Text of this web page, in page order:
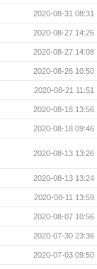
2020-08-31 08:31
2020-08-27 14:26
2020-08-27 14:08
2020-08-26 10:50
2020-08-21 11:51
2020-08-18 13:56
2020-08-18 09:46
2020-08-13 13:26
2020-08-13 13:24
2020-08-11 13:59
2020-08-07 10:56
2020-07-30 23:36
2020-07-03 09:50